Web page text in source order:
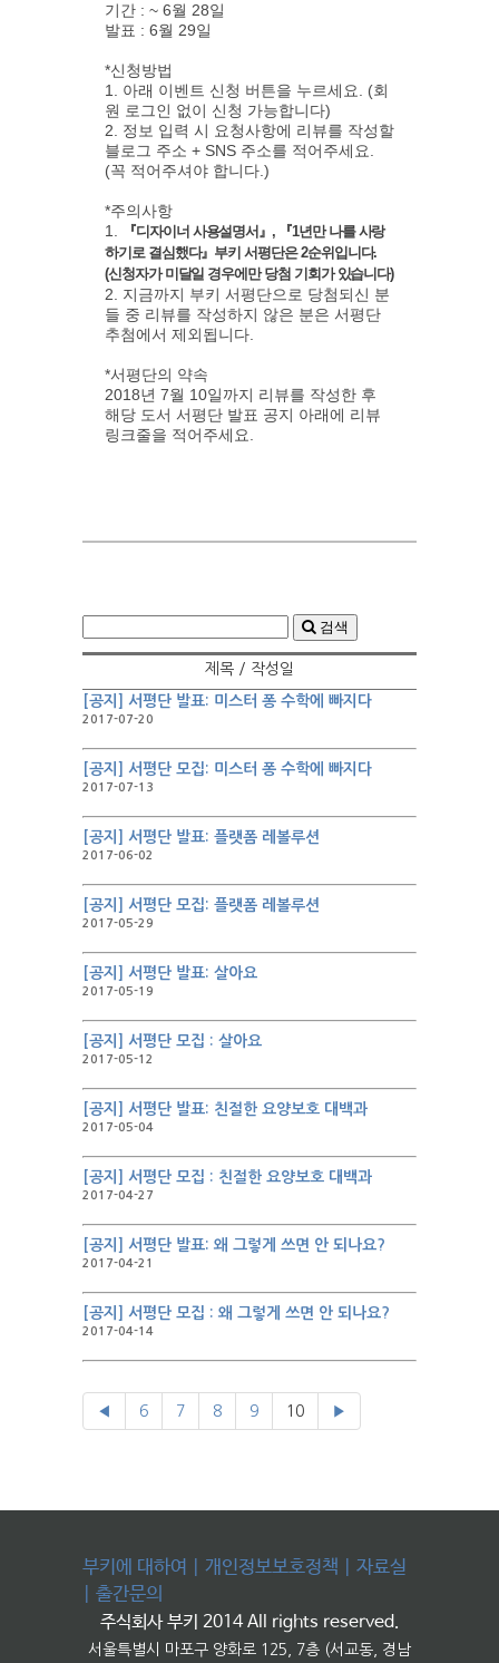
기간 : ~ 6월 28일
발표 : 6월 29일
*신청방법
1. 아래 이벤트 신청 버튼을 누르세요. (회
원 로그인 없이 신청 가능합니다)
2. 정보 입력 시 요청사항에 리뷰를 작성할
블로그 주소 + SNS 주소를 적어주세요.
(꼭 적어주셔야 합니다.)
*주의사항
1.
『디자이너 사용설명서』, 『1년만 나를 사랑
하기로 결심했다』부키 서평단은 2순위입니다.
(신청자가 미달일 경우에만 당첨 기회가 있습니다)
2. 지금까지 부키 서평단으로 당첨되신 분
들 중 리뷰를 작성하지 않은 분은 서평단
추첨에서 제외됩니다.
*서평단의 약속
2018년 7월 10일까지 리뷰를 작성한 후
해당 도서 서평단 발표 공지 아래에 리뷰
링크줄을 적어주세요.
검색
제목 / 작성일
[공지] 서평단 발표: 미스터 퐁 수학에 빠지다
2017-07-20
[공지] 서평단 모집: 미스터 퐁 수학에 빠지다
2017-07-13
[공지] 서평단 발표: 플랫폼 레볼루션
2017-06-02
[공지] 서평단 모집: 플랫폼 레볼루션
2017-05-29
[공지] 서평단 발표: 살아요
2017-05-19
[공지] 서평단 모집 : 살아요
2017-05-12
[공지] 서평단 발표: 친절한 요양보호 대백과
2017-05-04
[공지] 서평단 모집 : 친절한 요양보호 대백과
2017-04-27
[공지] 서평단 발표: 왜 그렇게 쓰면 안 되나요?
2017-04-21
[공지] 서평단 모집 : 왜 그렇게 쓰면 안 되나요?
2017-04-14
◀ 6 7 8 9 10 ▶
부키에 대하여 개인정보보호정책
자료실
출간문의
주식회사 부키 2014 All rights reserved.
서울특별시 마포구 양화로 125, 7층 (서교동, 경남